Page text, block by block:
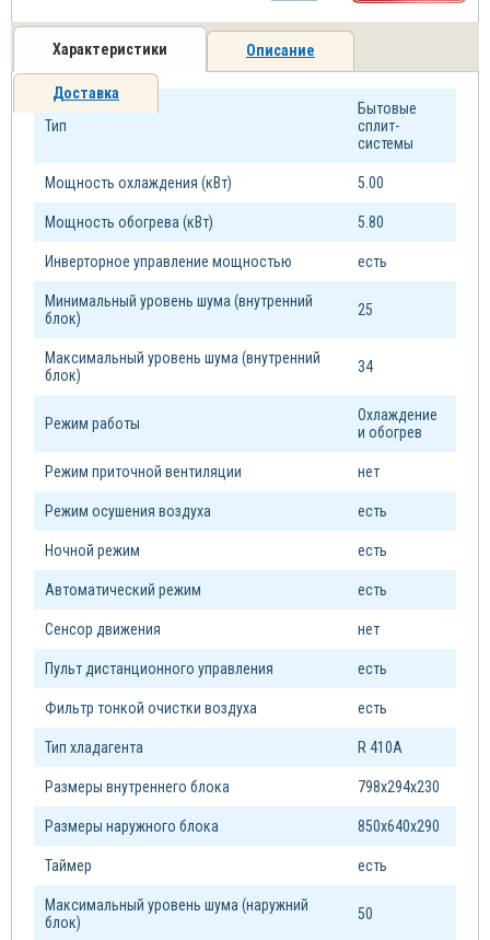
Характеристики Описание
Доставка
Тип
Бытовые
сплит-
системы
Мощность охлаждения (кВт) 5.00
Мощность обогрева (кВт) 5.80
Инверторное управление мощностью есть
Минимальный уровень шума (внутренний
блок)
25
Максимальный уровень шума (внутренний
блок)
34
Режим работы
Охлаждение
и обогрев
Режим приточной вентиляции нет
Режим осушения воздуха есть
Ночной режим есть
Автоматический режим есть
Сенсор движения нет
Пульт дистанционного управления есть
Фильтр тонкой очистки воздуха есть
Тип xладагента R 410A
Размеры внутреннего блока 798х294х230
Размеры наружного блока 850х640х290
Таймер есть
Максимальный уровень шума (наружний
блок)
50